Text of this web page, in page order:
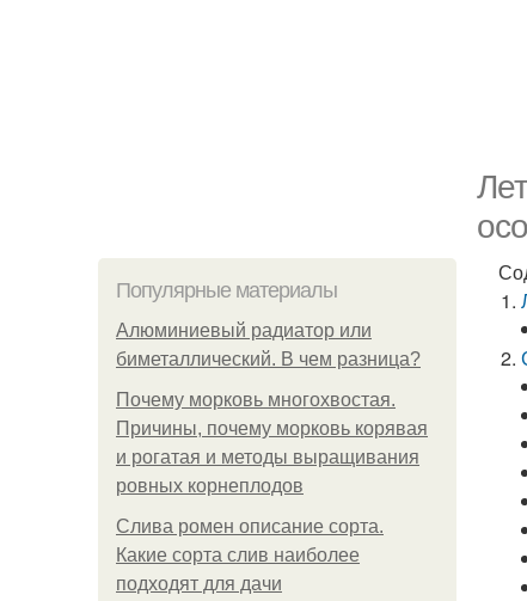
Популярные материалы
Алюминиевый радиатор или
биметаллический. В чем разница?
Почему морковь многохвостая.
Причины, почему морковь корявая
и рогатая и методы выращивания
ровных корнеплодов
Слива ромен описание сорта.
Какие сорта слив наиболее
подходят для дачи